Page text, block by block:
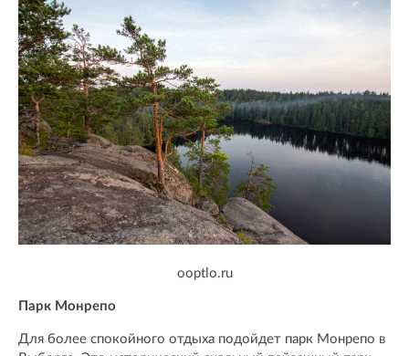
ooptlo.ru
Парк Монрепо
Для более спокойного отдыха подойдет парк Монрепо в